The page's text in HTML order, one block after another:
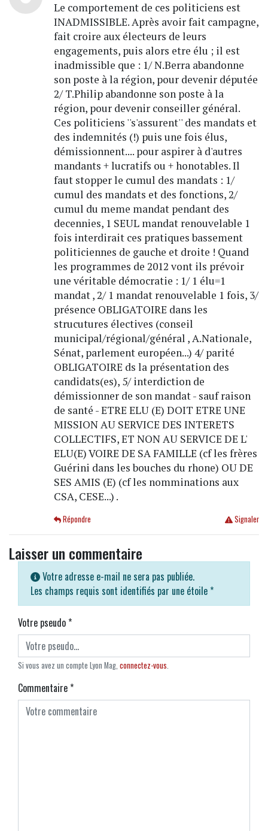
Le comportement de ces politiciens est
INADMISSIBLE. Après avoir fait campagne,
fait croire aux électeurs de leurs
engagements, puis alors etre élu ; il est
inadmissible que : 1/ N.Berra abandonne
son poste à la région, pour devenir députée
2/ T.Philip abandonne son poste à la
région, pour devenir conseiller général.
Ces politiciens ''s'assurent'' des mandats et
des indemnités (!) puis une fois élus,
démissionnent.... pour aspirer à d'autres
mandants + lucratifs ou + honotables. Il
faut stopper le cumul des mandats : 1/
cumul des mandats et des fonctions, 2/
cumul du meme mandat pendant des
decennies, 1 SEUL mandat renouvelable 1
fois interdirait ces pratiques bassement
politiciennes de gauche et droite ! Quand
les programmes de 2012 vont ils prévoir
une véritable démocratie : 1/ 1 élu=1
mandat , 2/ 1 mandat renouvelable 1 fois, 3/
présence OBLIGATOIRE dans les
strucutures électives (conseil
municipal/régional/général , A.Nationale,
Sénat, parlement européen...) 4/ parité
OBLIGATOIRE ds la présentation des
candidats(es), 5/ interdiction de
démissionner de son mandat - sauf raison
de santé - ETRE ELU (E) DOIT ETRE UNE
MISSION AU SERVICE DES INTERETS
COLLECTIFS, ET NON AU SERVICE DE L'
ELU(E) VOIRE DE SA FAMILLE (cf les frères
Guérini dans les bouches du rhone) OU DE
SES AMIS (E) (cf les nomminations aux
CSA, CESE...) .
Signaler
Répondre
Laisser un commentaire
Votre adresse e-mail ne sera pas publiée.
Les champs requis sont identifiés par une étoile *
Votre pseudo*
Si vous avez un compte Lyon Mag, connectez-vous.
Commentaire*